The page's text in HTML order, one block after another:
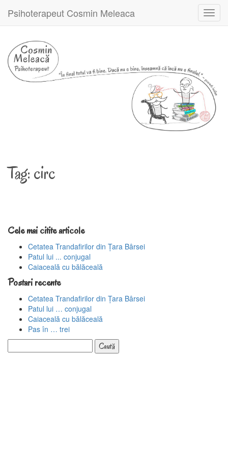
Psihoterapeut Cosmin Meleaca
Tag: circ
Cele mai citite articole
Cetatea Trandafirilor din Țara Bârsei
Patul lui ... conjugal
Caiaceală cu bălăceală
Postari recente
Cetatea Trandafirilor din Țara Bârsei
Patul lui … conjugal
Caiaceală cu bălăceală
Pas în … trei
după: